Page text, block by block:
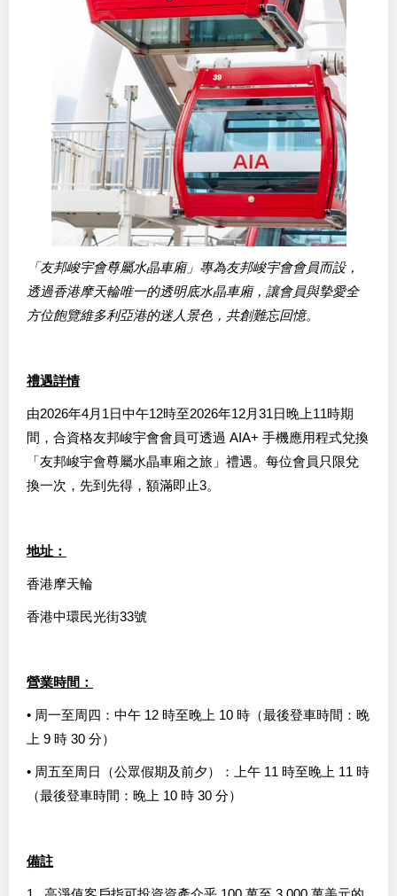
「友邦峻宇會尊屬水晶車廂」專為友邦峻宇會會員而設，
透過香港摩天輪唯一的透明底水晶車廂，讓會員與摯愛全
方位飽覽維多利亞港的迷人景色，共創難忘回憶。
禮遇詳情
由2026年4月1日中午12時至2026年12月31日晚上11時期
間，合資格友邦峻宇會會員可透過 AIA+ 手機應用程式兌換
「友邦峻宇會尊屬水晶車廂之旅」禮遇。每位會員只限兌
換一次，先到先得，額滿即止3。
地址：
香港摩天輪
香港中環民光街33號
營業時間：
• 周一至周四：中午 12 時至晚上 10 時（最後登車時間：晚
上 9 時 30 分）
• 周五至周日（公眾假期及前夕）：上午 11 時至晚上 11 時
（最後登車時間：晚上 10 時 30 分）
備註